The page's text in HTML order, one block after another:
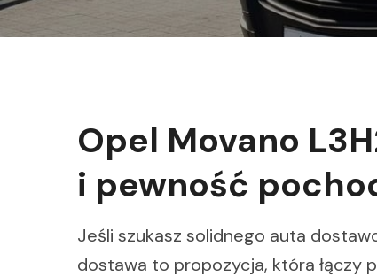
Opel Movano
i pewność
Jeśli szukasz solidnego auta
dostawa to propozycja, która łączy